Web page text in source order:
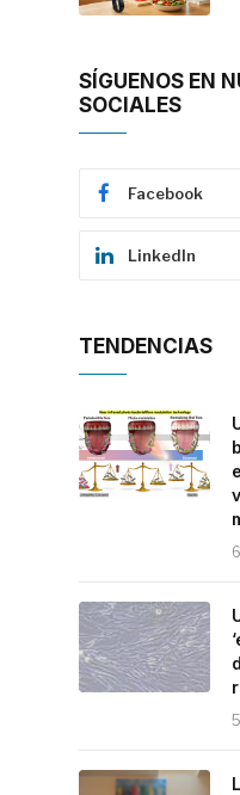
SÍGUENOS EN
SOCIALES
Facebook
LinkedIn
TENDENCIAS